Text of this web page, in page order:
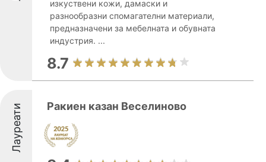
изкуствени кожи, дамаски и
разнообразни спомагателни материали,
предназначени за мебелната и обувната
индустрия. ...
8.7
Лауреати Ракиен казан Веселиново